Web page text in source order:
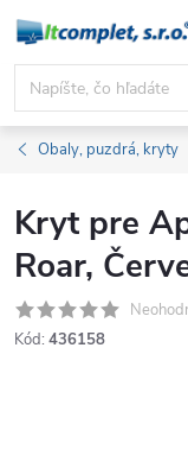
Prejsť
obsah
Obaly, puzdrá, kryty
Kryt pre
Roar,
Kód: 436158